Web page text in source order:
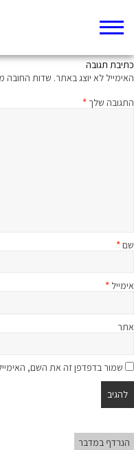
ממעמקים קראתיך: מיטיבי לכת
כתיבת תגובה
האימייל לא יוצג באתר. שדות החובה
התגובה שלך*
שם*
אימייל *
אתר
שמור בדפדפן זה את השם,
הנרדף במדבר